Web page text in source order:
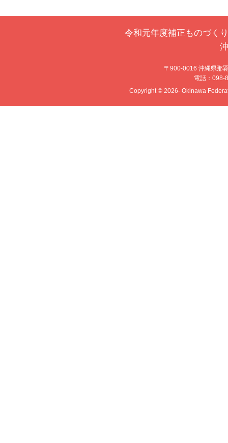
令和元年度補正ものづく
〒900-0016 沖縄県那
電話：
Copyright © 2026- Okinawa